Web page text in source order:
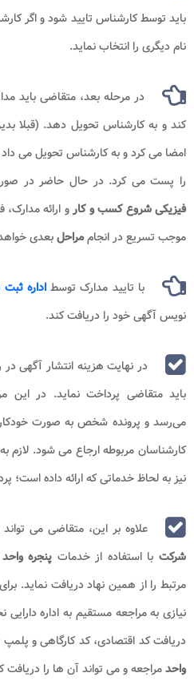
باید توسط کارشناس تایید شود و اگر
نام دیگری را انتخاب نماید.
در مرحله بعد، متقاضی باید
کند و به کارشناس تحویل دهد. (قبلا
امضا می کرد و به کارشناس تحویل می
را پست می کرد. در حال حاضر در
فیزیکی شروع کسب و کارو ارائه
موجب تسریع در انجاممراحلبعدی
با تایید مدارک توسطاداره
نویس آگهی خود را دریافت کند.
در نهایت هزینه انتشار آگهی در
باید متقاضی پرداخت نماید. در این
می‌رسد و پرونده شخص به صورت خودکار
کارشناسان مربوطه ارجاع می‌ شود. لازم
نیز به لحاظ خدماتی که ارائه داده است؛
علاوه بر این، متقاضی می
شرکت با استفاده از خدمات پنجره
مرتبط را از همین نهاد دریافت نماید.
نیازی به مراجعه مستقیم به اداره
دریافت کد اقتصادی، کد کارگاهی و پلمپ
واحدمراجعه و می تواند آن‌ ها را دریافت